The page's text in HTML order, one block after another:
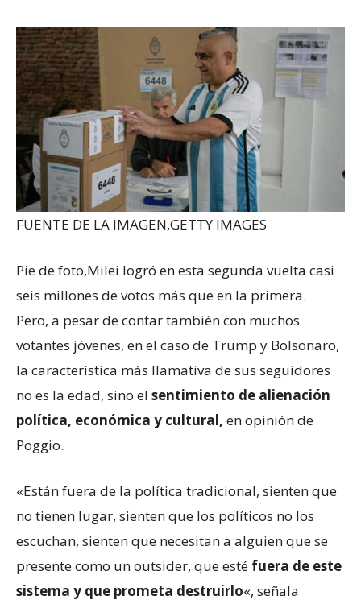
FUENTE DE LA IMAGEN,GETTY IMAGES
Pie de foto,Milei logró en esta segunda vuelta casi
seis millones de votos más que en la primera.
Pero, a pesar de contar también con muchos
votantes jóvenes, en el caso de Trump y Bolsonaro,
la característica más llamativa de sus seguidores
no es la edad, sino el sentimiento de alienación
política, económica y cultural, en opinión de
Poggio.
«Están fuera de la política tradicional, sienten que
no tienen lugar, sienten que los políticos no los
escuchan, sienten que necesitan a alguien que se
presente como un outsider, que esté fuera de este
sistema y que prometa destruirlo«, señala